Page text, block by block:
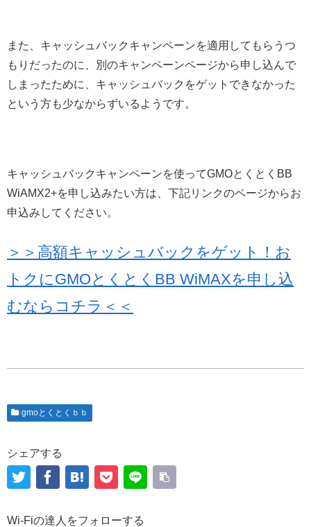
また、キャッシュバックキャンペーンを適用してもらうつ
もりだったのに、別のキャンペーンページから申し込んで
しまったために、キャッシュバックをゲットできなかった
という方も少なからずいるようです。
キャッシュバックキャンペーンを使ってGMOとくとくBB
WiAMX2+を申し込みたい方は、下記リンクのページからお
申込みしてください。
＞＞高額キャッシュバックをゲット！お
トクにGMOとくとくBB WiMAXを申し込
むならコチラ＜＜
gmoとくとくｂｂ
シェアする
Wi-Fiの達人をフォローする